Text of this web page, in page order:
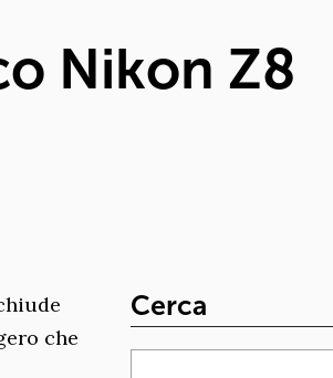
Nikon Z8
che
Cerca